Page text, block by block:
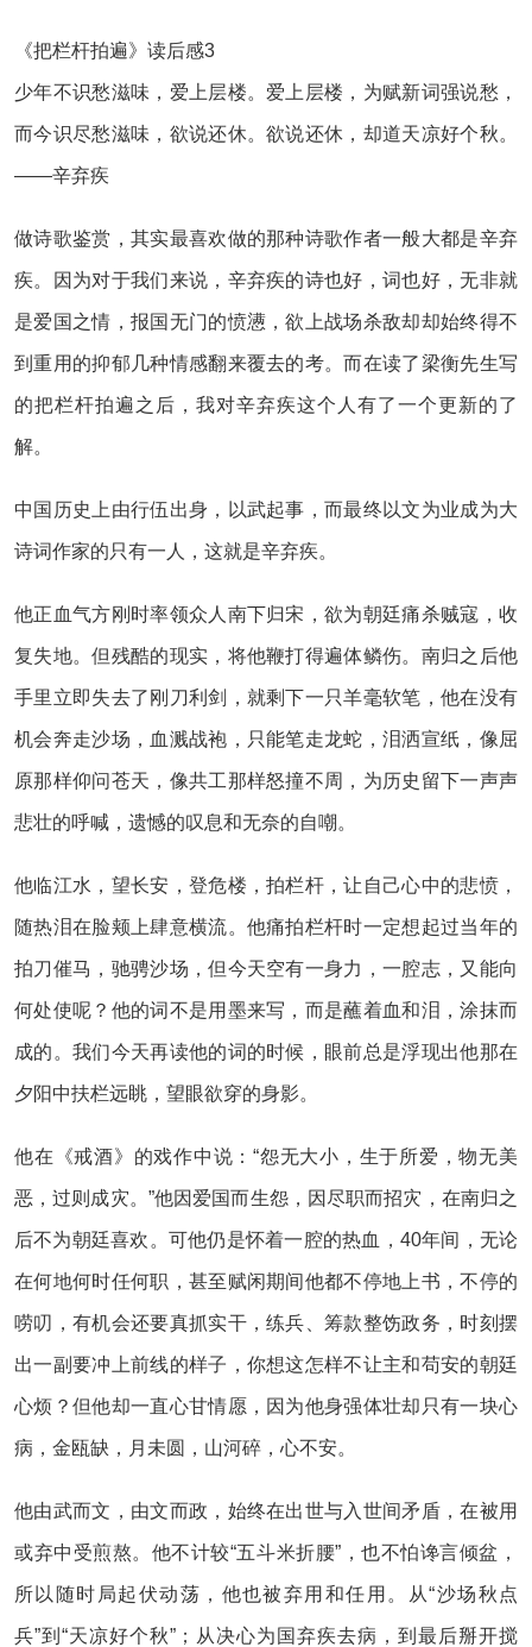
《把栏杆拍遍》读后感3
少年不识愁滋味，爱上层楼。爱上层楼，为赋新词强说愁，
而今识尽愁滋味，欲说还休。欲说还休，却道天凉好个秋。
——辛弃疾
做诗歌鉴赏，其实最喜欢做的那种诗歌作者一般大都是辛弃
疾。因为对于我们来说，辛弃疾的诗也好，词也好，无非就
是爱国之情，报国无门的愤懑，欲上战场杀敌却却始终得不
到重用的抑郁几种情感翻来覆去的考。而在读了梁衡先生写
的把栏杆拍遍之后，我对辛弃疾这个人有了一个更新的了
解。
中国历史上由行伍出身，以武起事，而最终以文为业成为大
诗词作家的只有一人，这就是辛弃疾。
他正血气方刚时率领众人南下归宋，欲为朝廷痛杀贼寇，收
复失地。但残酷的现实，将他鞭打得遍体鳞伤。南归之后他
手里立即失去了刚刀利剑，就剩下一只羊毫软笔，他在没有
机会奔走沙场，血溅战袍，只能笔走龙蛇，泪洒宣纸，像屈
原那样仰问苍天，像共工那样怒撞不周，为历史留下一声声
悲壮的呼喊，遗憾的叹息和无奈的自嘲。
他临江水，望长安，登危楼，拍栏杆，让自己心中的悲愤，
随热泪在脸颊上肆意横流。他痛拍栏杆时一定想起过当年的
拍刀催马，驰骋沙场，但今天空有一身力，一腔志，又能向
何处使呢？他的词不是用墨来写，而是蘸着血和泪，涂抹而
成的。我们今天再读他的词的时候，眼前总是浮现出他那在
夕阳中扶栏远眺，望眼欲穿的身影。
他在《戒酒》的戏作中说：“怨无大小，生于所爱，物无美
恶，过则成灾。”他因爱国而生怨，因尽职而招灾，在南归之
后不为朝廷喜欢。可他仍是怀着一腔的热血，40年间，无论
在何地何时任何职，甚至赋闲期间他都不停地上书，不停的
唠叨，有机会还要真抓实干，练兵、筹款整饬政务，时刻摆
出一副要冲上前线的样子，你想这怎样不让主和苟安的朝廷
心烦？但他却一直心甘情愿，因为他身强体壮却只有一块心
病，金瓯缺，月未圆，山河碎，心不安。
他由武而文，由文而政，始终在出世与入世间矛盾，在被用
或弃中受煎熬。他不计较“五斗米折腰”，也不怕谗言倾盆，
所以随时局起伏动荡，他也被弃用和任用。从“沙场秋点
兵”到“天凉好个秋”；从决心为国弃疾去病，到最后掰开搅